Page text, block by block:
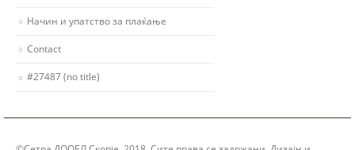
Начин и упатство за плаќање
Contact
#27487 (no title)